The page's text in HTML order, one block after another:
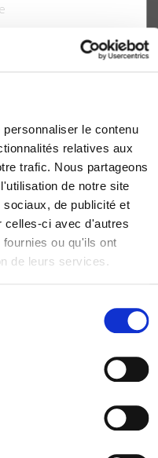
le contenu
relatives aux
trafic. Nous partageons
de notre site
de publicité et
celles-ci avec d'autres
ou qu'ils ont
de leurs services.